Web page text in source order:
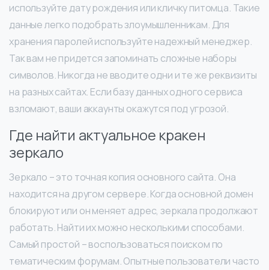
используйте дату рождения или кличку питомца. Такие
данные легко подобрать злоумышленникам. Для
хранения паролей используйте надежный менеджер.
Так вам не придется запоминать сложные наборы
символов. Никогда не вводите одни и те же реквизиты
на разных сайтах. Если базу данных одного сервиса
взломают, ваши аккаунты окажутся под угрозой.
Где найти актуальное кракен
зеркало
Зеркало – это точная копия основного сайта. Она
находится на другом сервере. Когда основной домен
блокируют или он меняет адрес, зеркала продолжают
работать. Найти их можно несколькими способами.
Самый простой – воспользоваться поиском по
тематическим форумам. Опытные пользователи часто